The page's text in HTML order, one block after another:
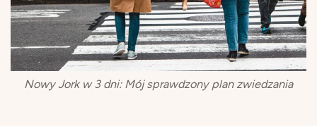
Nowy Jork w 3 dni: Mój sprawdzony plan zwiedzania